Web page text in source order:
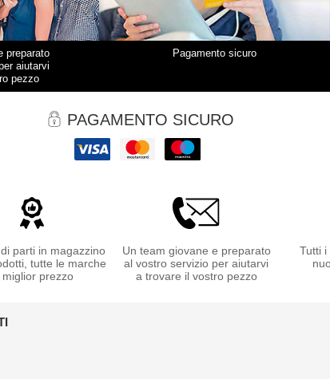
preparato
aiutarvi
pezzo
Pagamento sicuro
PAGAMENTO SICURO
parti in magazzino
tutte le marche
miglior prezzo
Un team giovane e preparato
al vostro servizio per aiutarvi
a trovare il vostro pezzo
Tutti i